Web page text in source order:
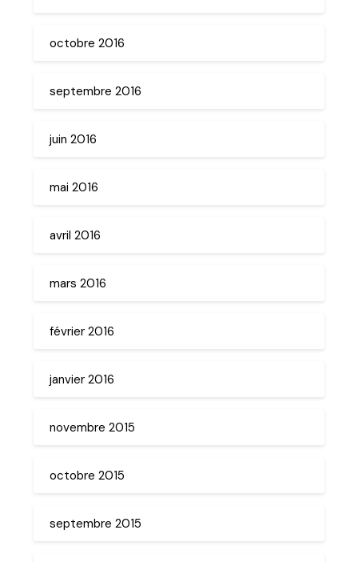
octobre 2016
septembre 2016
juin 2016
mai 2016
avril 2016
mars 2016
février 2016
janvier 2016
novembre 2015
octobre 2015
septembre 2015